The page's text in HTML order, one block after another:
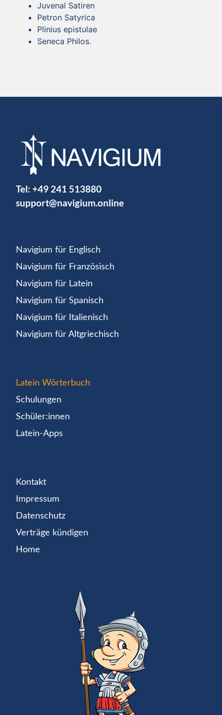
Juvenal Satiren
Petron Satyrica
Plinius epistulae
Seneca Philos.
Tel: +49 241 513880
support@navigium.online
Navigium für Englisch
Navigium für Französisch
Navigium für Latein
Navigium für Spanisch
Navigium für Italienisch
Navigium für Altgriechisch
Latein Wörterbuch
Schulungen
Schüler:innen
Latein-Apps
Kontakt
Impressum
Datenschutz
Verträge kündigen
Home